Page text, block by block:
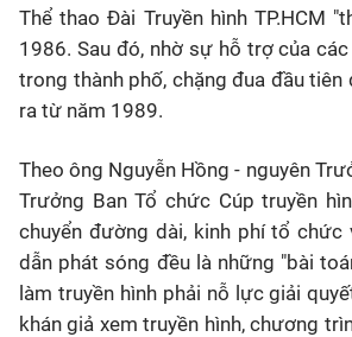
Thể thao Đài Truyền hình TP.HCM
1986. Sau đó, nhờ sự hỗ trợ của
trong thành phố, chặng đua đầu tiên
ra từ năm 1989.
Theo ông Nguyễn Hồng - nguyên
Trưởng Ban Tổ chức Cúp truyền
chuyển đường dài, kinh phí tổ chức
dẫn phát sóng đều là những "bài
làm truyền hình phải nỗ lực giải
khán giả xem truyền hình, chương